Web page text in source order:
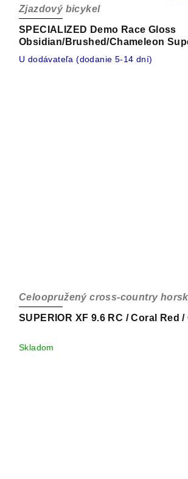
SPECIALIZED Demo Race Gloss
Obsidian/Brushed/Chameleon
Zjazdový bicykel
U dodávateľa (dodanie 5-14 dní)
SUPERIOR XF 9.6 RC / Coral Red
Celoopružený cross-country
Skladom